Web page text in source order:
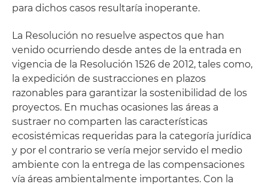
para dichos casos resultaría inoperante.
La Resolución no resuelve aspectos que han
venido ocurriendo desde antes de la entrada en
vigencia de la Resolución 1526 de 2012, tales como,
la expedición de sustracciones en plazos
razonables para garantizar la sostenibilidad de los
proyectos. En muchas ocasiones las áreas a
sustraer no comparten las características
ecosistémicas requeridas para la categoría jurídica
y por el contrario se vería mejor servido el medio
ambiente con la entrega de las compensaciones
vía áreas ambientalmente importantes. Con la